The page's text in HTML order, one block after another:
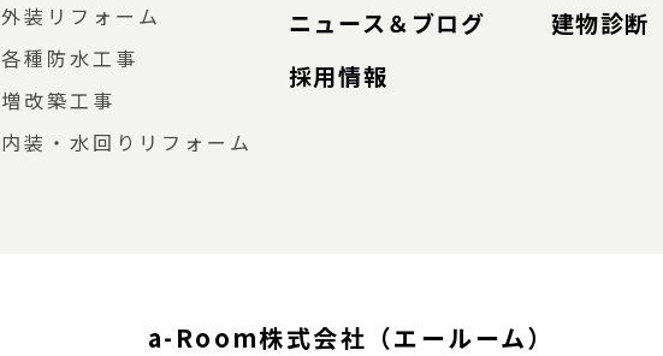
外装リフォーム
各種防水工事
増改築工事
内装・水回りリフォーム
ニュース＆ブログ
採用情報
建物診断
a-Room株式会社（エールーム）